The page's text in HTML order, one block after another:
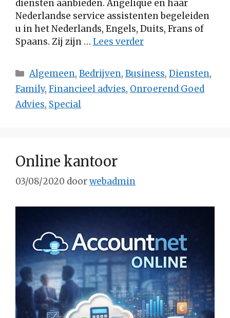
diensten aanbieden. Angelique en haar
Nederlandse service assistenten begeleiden
u in het Nederlands, Engels, Duits, Frans of
Spaans. Zij zijn … Lees verder
Categorieën
Algemeen,Bedrijven,Business,Diensten,
Family, Financieel advies, Onroerend Goed
Advies, Special
Online kantoor
03/08/2020 doorwebadmin